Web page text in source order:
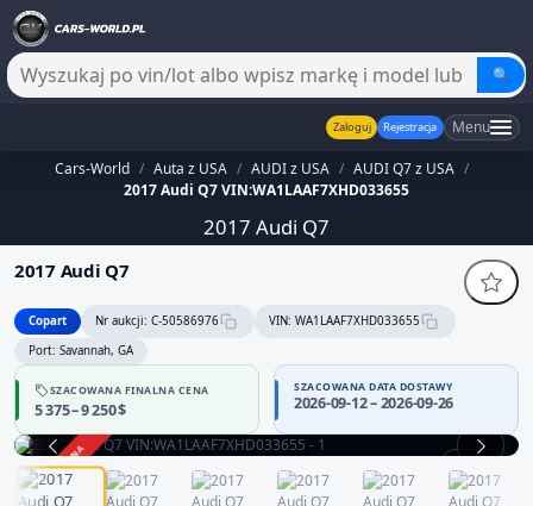
🔍
Zaloguj Rejestracja Menu
Cars-World / Auta z USA / AUDI z USA / AUDI Q7 z USA /
2017 Audi Q7 VIN:WA1LAAF7XHD033655
2017 Audi Q7
2017 Audi Q7
Copart Nr aukcji: C-50586976
VIN: WA1LAAF7XHD033655
Port: Savannah, GA
SZACOWANA FINALNA CENA
5 375 – 9 250 $
SZACOWANA DATA DOSTAWY
2026-09-12 – 2026-09-26
ZAKOŃCZONA